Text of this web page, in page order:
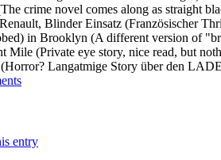
crime novel comes along as straight
Blinder Einsatz (Französischer
in Brooklyn (A different version of
Mile (Private eye story, nice read, but
Langatmige Story über den
entry